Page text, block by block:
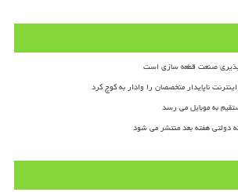
صنعت قطعه سازی است
ناپایدار متخصصان را وادار به کوچ کرد
به موبایل می رسد
دولتی هفته بعد منتشر می شود